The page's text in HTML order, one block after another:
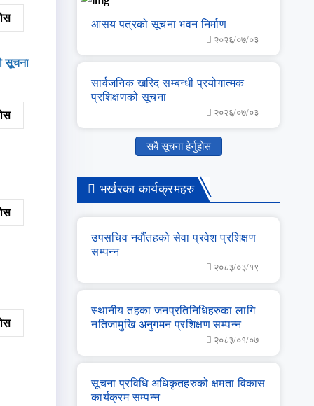
सूचना
आसय पत्रको सूचना भवन निर्माण
२०२६/०७/०३
सार्वजनिक खरिद सम्‍बन्‍धी प्रयोगात्‍मक
प्रशिक्षणको सूचना
२०२६/०७/०३
सबै सूचना हेर्नुहोस
भर्खरका कार्यक्रमहरु
उपसचिव नवौंतहको सेवा प्रवेश प्रशिक्षण
सम्‍पन्‍न
२०८३/०३/१९
स्‍थानीय तहका जनप्रतिनिधिहरुका लागि
नतिजामुखि अनुगमन प्रशिक्षण सम्‍पन्‍न
२०८३/०१/०७
सूचना प्रविधि अधिकृतहरुको क्षमता विकास
कार्यक्रम सम्‍पन्‍न